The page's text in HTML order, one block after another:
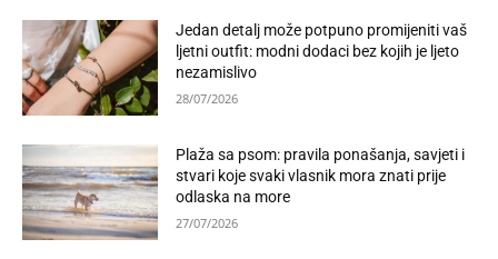
Jedan detalj može potpuno promijeniti vaš
ljetni outfit: modni dodaci bez kojih je ljeto
nezamislivo
28/07/2026
Plaža sa psom: pravila ponašanja, savjeti i
stvari koje svaki vlasnik mora znati prije
odlaska na more
27/07/2026